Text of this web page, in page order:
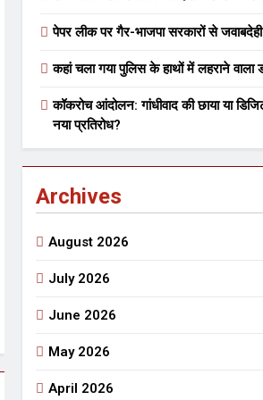
मे तत्पर दानवीर परिवार
हेतु संपर्क करें
3 Years Ago
का भव्य आयोजन
पेपर लीक पर गैर-भाजपा सरकारों से
कहां चला गया पुलिस के हाथों में लहराने वाला
कॉकरोच आंदोलन: गांधीवाद की छाया या
नया प्रतिरोध?
Archives
August 2026
July 2026
June 2026
May 2026
April 2026